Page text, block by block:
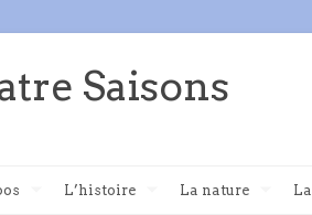
Saisons
L’histoire La nature